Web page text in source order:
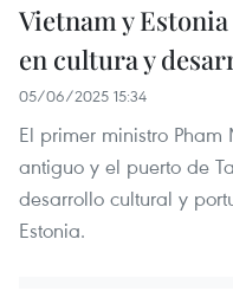
Vietnam y
en cultura y
05/06/2025 15:34
El primer ministro
antiguo y el puerto de
desarrollo cultural y
Estonia.